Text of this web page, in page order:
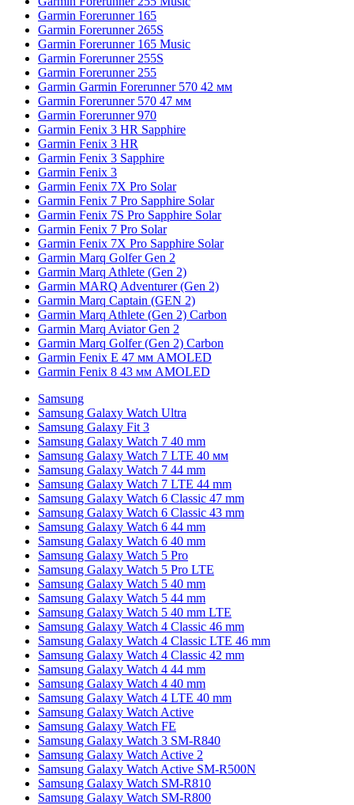
Garmin Forerunner 165
Garmin Forerunner 265S
Garmin Forerunner 165 Music
Garmin Forerunner 255S
Garmin Forerunner 255
Garmin Garmin Forerunner 570 42 мм
Garmin Forerunner 570 47 мм
Garmin Forerunner 970
Garmin Fenix 3 HR Sapphire
Garmin Fenix 3 HR
Garmin Fenix 3 Sapphire
Garmin Fenix 3
Garmin Fenix 7X Pro Solar
Garmin Fenix 7 Pro Sapphire Solar
Garmin Fenix 7S Pro Sapphire Solar
Garmin Fenix 7 Pro Solar
Garmin Fenix 7X Pro Sapphire Solar
Garmin Marq Golfer Gen 2
Garmin Marq Athlete (Gen 2)
Garmin MARQ Adventurer (Gen 2)
Garmin Marq Captain (GEN 2)
Garmin Marq Athlete (Gen 2) Carbon
Garmin Marq Aviator Gen 2
Garmin Marq Golfer (Gen 2) Carbon
Garmin Fenix E 47 мм AMOLED
Garmin Fenix 8 43 мм AMOLED
Samsung
Samsung Galaxy Watch Ultra
Samsung Galaxy Fit 3
Samsung Galaxy Watch 7 40 mm
Samsung Galaxy Watch 7 LTE 40 мм
Samsung Galaxy Watch 7 44 mm
Samsung Galaxy Watch 7 LTE 44 mm
Samsung Galaxy Watch 6 Classic 47 mm
Samsung Galaxy Watch 6 Classic 43 mm
Samsung Galaxy Watch 6 44 mm
Samsung Galaxy Watch 6 40 mm
Samsung Galaxy Watch 5 Pro
Samsung Galaxy Watch 5 Pro LTE
Samsung Galaxy Watch 5 40 mm
Samsung Galaxy Watch 5 44 mm
Samsung Galaxy Watch 5 40 mm LTE
Samsung Galaxy Watch 4 Classic 46 mm
Samsung Galaxy Watch 4 Classic LTE 46 mm
Samsung Galaxy Watch 4 Classic 42 mm
Samsung Galaxy Watch 4 44 mm
Samsung Galaxy Watch 4 40 mm
Samsung Galaxy Watch 4 LTE 40 mm
Samsung Galaxy Watch Active
Samsung Galaxy Watch FE
Samsung Galaxy Watch 3 SM-R840
Samsung Galaxy Watch Active 2
Samsung Galaxy Watch Active SM-R500N
Samsung Galaxy Watch SM-R810
Samsung Galaxy Watch SM-R800